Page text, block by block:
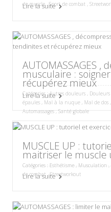
de muscle,Sport de combat
Lire la suite
AUTOMASSAGES ,
musculaire :
récupérez mieux
Catégories :Autres douleurs Douleurs
épaules
Mal à la nuque Mal de dos
Automassages Santé globale
Lire la suite
MUSCLE UP :
maitriser le muscle
Catégories : Esthétisme, Musculation,
de combat ,Streetworkout
Lire la suite